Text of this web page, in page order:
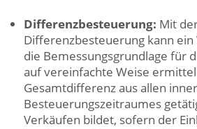
Differenzbesteuerung: Mit
Differenzbesteuerung kann
die Bemessungsgrundlage für
auf vereinfachte Weise
Gesamtdifferenz aus allen
Besteuerungszeitraumes
Verkäufen bildet, sofern der